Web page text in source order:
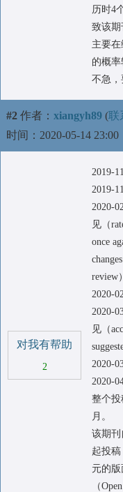
历时4
致该
主要
的概
不急，
#2 作者： xiangyh89 (联
时间：2020-05-14 23:00
对我有帮助
2
2019-
2019-
2020-
见（
once
review）
2020-
2020-
见（
2020-
2020-
整个投
月。
该期刊
起投稿
元的
（